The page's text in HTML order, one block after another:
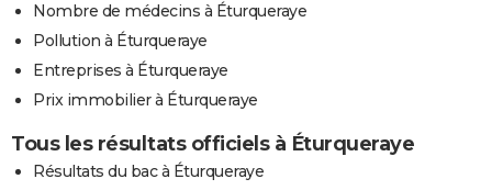
Nombre de médecins à Éturqueraye
Pollution à Éturqueraye
Entreprises à Éturqueraye
Prix immobilier à Éturqueraye
Tous les résultats officiels à Éturqueraye
Résultats du bac à Éturqueraye